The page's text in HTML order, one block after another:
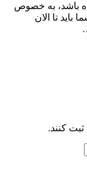
به خصوص
تا الان